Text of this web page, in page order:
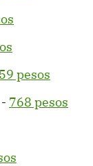
pesos
768 pesos